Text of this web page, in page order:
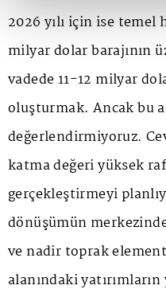
2026 yılı için ise temel
milyar dolar barajının
vadede 11-12 milyar
oluşturmak. Ancak bu
değerlendirmiyoruz.
katma değeri yüksek
gerçekleştirmeyi
dönüşümün
ve nadir toprak
alanındaki